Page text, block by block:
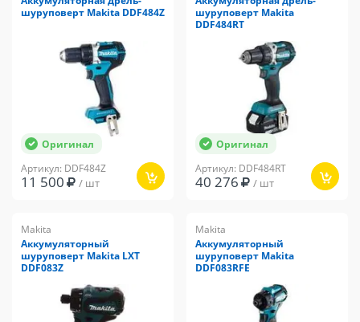
шуруповерт Makita DDF484Z
Оригинал
Артикул: DDF484Z
11 500 / шт
шуруповерт Makita
DDF484RT
Оригинал
Артикул: DDF484RT
40 276 / шт
Makita
Аккумуляторный
шуруповерт Makita LXT
DDF083Z
Makita
Аккумуляторный
шуруповерт Makita
DDF083RFE